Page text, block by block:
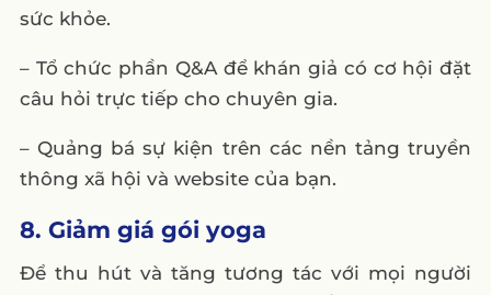
sức khỏe.
– Tổ chức phần Q&A để khán giả có cơ hội đặt
câu hỏi trực tiếp cho chuyên gia.
– Quảng bá sự kiện trên các nền tảng truyền
thông xã hội và website của bạn.
8. Giảm giá gói yoga
Để thu hút và tăng tương tác với mọi người